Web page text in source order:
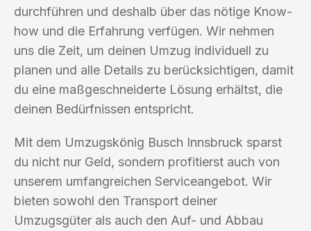
durchführen und deshalb über das nötige Know-
how und die Erfahrung verfügen. Wir nehmen
uns die Zeit, um deinen Umzug individuell zu
planen und alle Details zu berücksichtigen, damit
du eine maßgeschneiderte Lösung erhältst, die
deinen Bedürfnissen entspricht.
Mit dem Umzugskönig Busch Innsbruck sparst
du nicht nur Geld, sondern profitierst auch von
unserem umfangreichen Serviceangebot. Wir
bieten sowohl den Transport deiner
Umzugsgüter als auch den Auf- und Abbau